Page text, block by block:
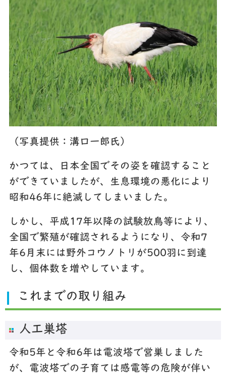
（写真提供：溝口一郎氏）
かつては、日本全国でその姿を確認すること
ができていましたが、生息環境の悪化により
昭和46年に絶滅してしまいました。
しかし、平成17年以降の試験放鳥等により、
全国で繁殖が確認されるようになり、令和7
年6月末には野外コウノトリが500羽に到達
し、個体数を増やしています。
これまでの取り組み
人工巣塔
令和5年と令和6年は電波塔で営巣しました
が、電波塔での子育ては感電等の危険が伴い